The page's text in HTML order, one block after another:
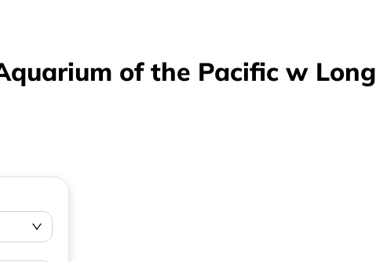
of the Pacific w Long